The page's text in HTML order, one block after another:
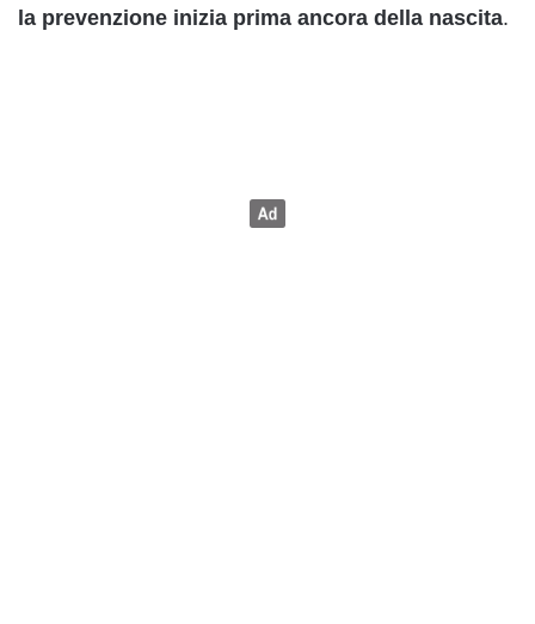
la prevenzione inizia prima ancora della nascita.